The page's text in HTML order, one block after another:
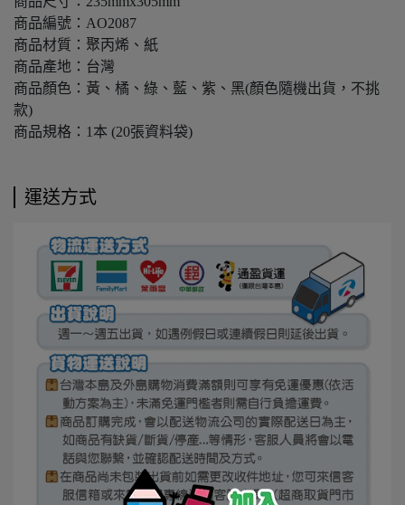
商品編號：AO2087
商品材質：聚丙烯、紙
商品產地：台灣
商品顏色：黃、橘、綠、藍、紫、黑(顏色隨機出貨，不挑
款)
商品規格：1本 (20張資料袋)
運送方式